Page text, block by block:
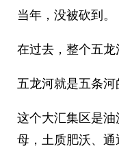
当年，没被砍到。
在过去，整个五龙
五龙河就是五条河
这个大汇集区是
母，土质肥沃、